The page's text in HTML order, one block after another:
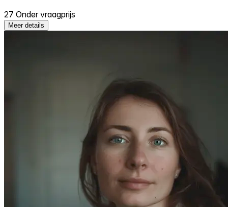
27 Onder vraagprijs
Meer details